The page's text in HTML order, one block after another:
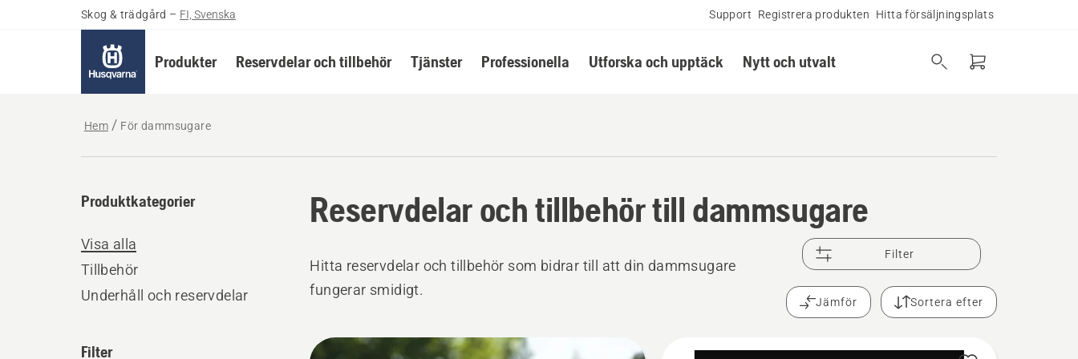
Skog & trädgård – FI, Svenska Support Registrera produkten Hitta försäljningsplats
Produkter Reservdelar och tillbehör Tjänster Professionella Utforska och upptäck Nytt och utvalt
Hem För dammsugare
Reservdelar och tillbehör till dammsugare
Produktkategorier
Visa alla
Tillbehör
Underhåll och reservdelar
Filter
Hitta reservdelar och tillbehör som bidrar till att din dammsugare
fungerar smidigt.
Filter
Jämför Sortera efter
Alla